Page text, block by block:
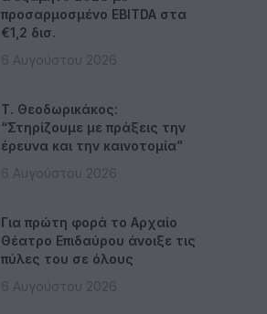
προσαρμοσμένο EBITDA στα
€1,2 δισ.
6 Αυγούστου 2026
Τ. Θεοδωρικάκος:
“Στηρίζουμε με πράξεις την
έρευνα και την καινοτομία”
6 Αυγούστου 2026
Για πρώτη φορά το Αρχαίο
Θέατρο Επιδαύρου άνοιξε τις
πύλες του σε όλους
6 Αυγούστου 2026